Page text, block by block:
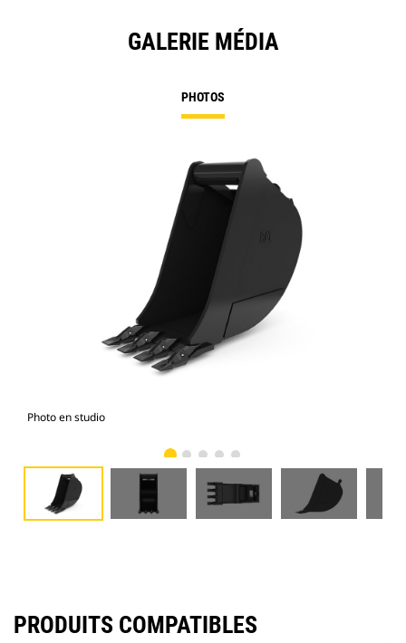
GALERIE MÉDIA
PHOTOS
Photo en studio
PRODUITS COMPATIBLES